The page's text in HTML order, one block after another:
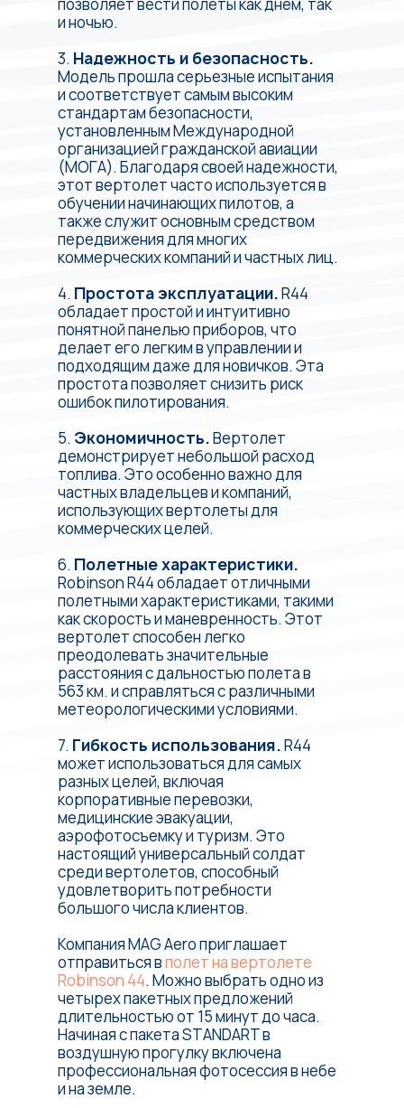
и ночью.
3. Надежность и безопасность.
Модель прошла серьезные испытания
и соответствует самым высоким
стандартам безопасности,
установленным Международной
организацией гражданской авиации
(МОГА). Благодаря своей надежности,
этот вертолет часто используется в
обучении начинающих пилотов, а
также служит основным средством
передвижения для многих
коммерческих компаний и частных лиц.
4. Простота эксплуатации.R44
обладает простой и интуитивно
понятной панелью приборов, что
делает его легким в управлении и
подходящим даже для новичков. Эта
простота позволяет снизить риск
ошибок пилотирования.
5. Экономичность.Вертолет
демонстрирует небольшой расход
топлива. Это особенно важно для
частных владельцев и компаний,
использующих вертолеты для
коммерческих целей.
6. Полетные характеристики.
Robinson R44 обладает отличными
полетными характеристиками, такими
как скорость и маневренность. Этот
вертолет способен легко
преодолевать значительные
расстояния с дальностью полета в
563 км. и справляться с различными
метеорологическими условиями.
7. Гибкость использования.R44
может использоваться для самых
разных целей, включая
корпоративные перевозки,
медицинские эвакуации,
аэрофотосъемку и туризм. Это
настоящий универсальный солдат
среди вертолетов, способный
удовлетворить потребности
большого числа клиентов.
Компания MAG Aero приглашает
отправиться вполет на вертолете
Robinson 44. Можно выбрать одно из
четырех пакетных предложений
длительностью от 15 минут до часа.
Начиная с пакета STANDART в
воздушную прогулку включена
профессиональная фотосессия в небе
и на земле.